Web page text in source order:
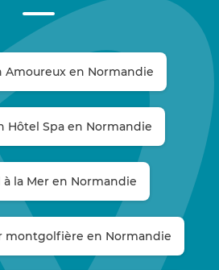
Amoureux en Normandie
Hôtel Spa en Normandie
la Mer en Normandie
montgolfière en Normandie